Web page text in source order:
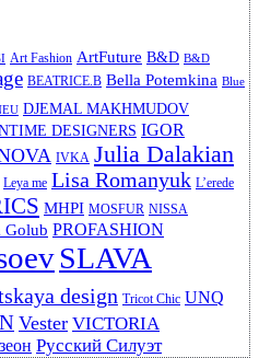
Art Fashion ArtFuture B&D B&D
BEATRICE.B Bella Potemkina Blue
DJEMAL MAKHMUDOV
DESIGNERS IGOR
IVKA Julia Dalakian
Leya me Lisa Romanyuk L’erede
MHPI MOSFUR NISSA
Golub PROFASHION
SLAVA
design Tricot Chic UNQ
Vester VICTORIA
Русский Силуэт